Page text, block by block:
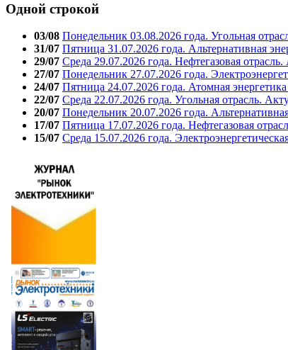
Одной строкой
03/08 Понедельник 03.08.2026 года. Угольная
31/07 Пятница 31.07.2026 года. Альтернативная
29/07 Среда 29.07.2026 года. Нефтегазовая
27/07 Понедельник 27.07.2026 года.
24/07 Пятница 24.07.2026 года. Атомная
22/07 Среда 22.07.2026 года. Угольная отрасль.
20/07 Понедельник 20.07.2026 года.
17/07 Пятница 17.07.2026 года. Нефтегазовая
15/07 Среда 15.07.2026 года.